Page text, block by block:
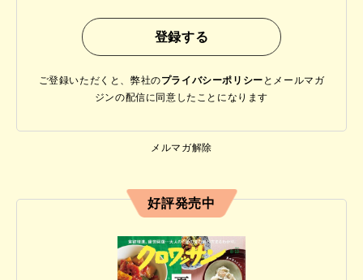
ご登録いただくと、弊社のプライバシーポリシー と メールマガ
ジンの配信に同意したことになります
メルマガ解除
好評発売中